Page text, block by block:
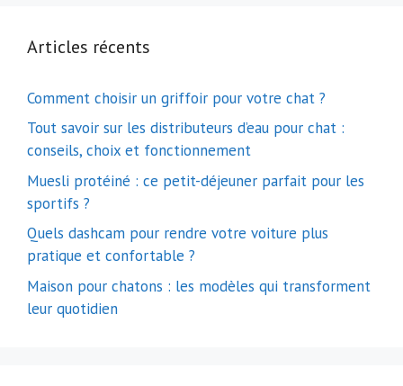
Articles récents
Comment choisir un griffoir pour votre chat ?
Tout savoir sur les distributeurs d’eau pour chat :
conseils, choix et fonctionnement
Muesli protéiné : ce petit-déjeuner parfait pour les
sportifs ?
Quels dashcam pour rendre votre voiture plus
pratique et confortable ?
Maison pour chatons : les modèles qui transforment
leur quotidien